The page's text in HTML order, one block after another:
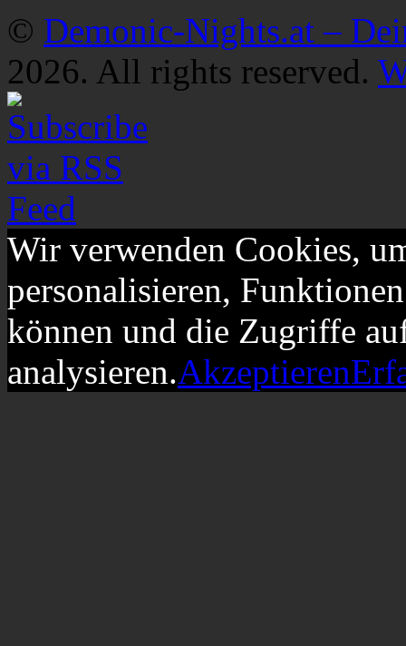
© Demonic-Nights.at –
2026. All rights reserved.
Wir verwenden Cookies,
personalisieren,
können und die Zugriffe
analysieren.Akzeptieren